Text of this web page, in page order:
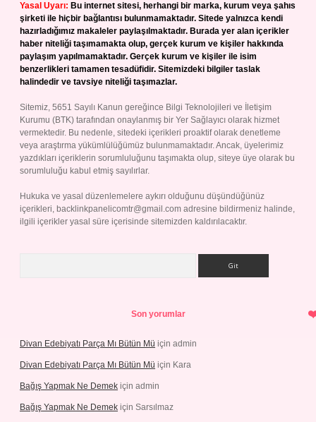
Yasal Uyarı: Bu internet sitesi, herhangi bir marka, kurum veya şahıs
şirketi ile hiçbir bağlantısı bulunmamaktadır. Sitede yalnızca kendi
hazırladığımız makaleler paylaşılmaktadır. Burada yer alan içerikler
haber niteliği taşımamakta olup, gerçek kurum ve kişiler hakkında
paylaşım yapılmamaktadır. Gerçek kurum ve kişiler ile isim
benzerlikleri tamamen tesadüfidir. Sitemizdeki bilgiler taslak
halindedir ve tavsiye niteliği taşımazlar.
Sitemiz, 5651 Sayılı Kanun gereğince Bilgi Teknolojileri ve İletişim
Kurumu (BTK) tarafından onaylanmış bir Yer Sağlayıcı olarak hizmet
vermektedir. Bu nedenle, sitedeki içerikleri proaktif olarak denetleme
veya araştırma yükümlülüğümüz bulunmamaktadır. Ancak, üyelerimiz
yazdıkları içeriklerin sorumluluğunu taşımakta olup, siteye üye olarak bu
sorumluluğu kabul etmiş sayılırlar.
Hukuka ve yasal düzenlemelere aykırı olduğunu düşündüğünüz
içerikleri, backlinkpanelicomtr@gmail.com adresine bildirmeniz halinde,
ilgili içerikler yasal süre içerisinde sitemizden kaldırılacaktır.
Son yorumlar
Divan Edebiyatı Parça Mı Bütün Mü için admin
Divan Edebiyatı Parça Mı Bütün Mü için Kara
Bağış Yapmak Ne Demek için admin
Bağış Yapmak Ne Demek için Sarsılmaz